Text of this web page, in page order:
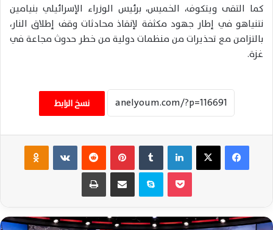
كما التقى ويتكوف، الخميس، برئيس الوزراء الإسرائيلي بنيامين
نتنياهو في إطار جهود مكثفة لإنقاذ محادثات وقف إطلاق النار،
بالتزامن مع تحذيرات من منظمات دولية من خطر حدوث مجاعة في
غزة.
نسخ الرابط
فيسبوك ‫X لينكدإن بينتيريست ‏VKontakte
سكايب مشاركة عبر البريد طباعة